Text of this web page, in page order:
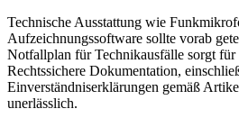
Technische Ausstattung wie
Aufzeichnungssoftware sollte vorab
Notfallplan für Technikausfälle sorgt für
Rechtssichere Dokumentation,
Einverständniserklärungen gemäß
unerlässlich.